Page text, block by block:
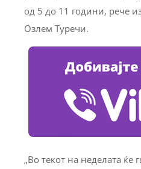
од 5 до 11 години, рече
Озлем Туречи.
„Во текот на неделата ќе